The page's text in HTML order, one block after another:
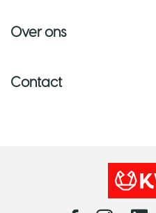
Over ons
Contact